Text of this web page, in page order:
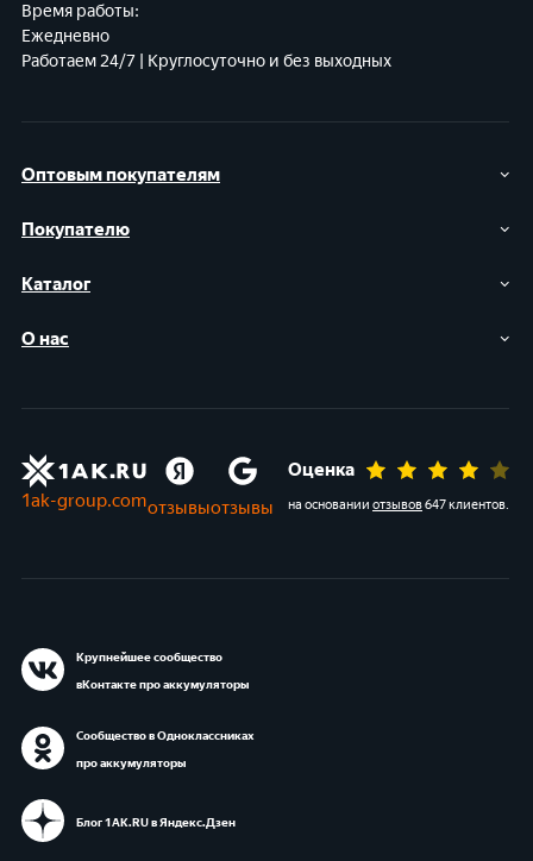
Оптовым покупателям
Покупателю
Каталог
О нас
Время работы:
Ежедневно
Работаем 24/7 | Круглосуточно и без выходных
1ak-group.comотзывыотзывы
Оценка
на основании отзывов647 клиентов.
Крупнейшее сообщество
вКонтакте про аккумуляторы
Сообщество в Одноклассниках
про аккумуляторы
Блог 1АК.RU в Яндекс.Дзен